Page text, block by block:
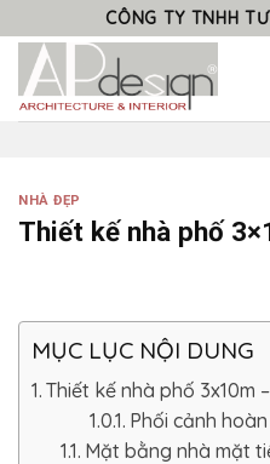
to
content
CÔNG TY TNHH
NHÀ ĐẸP
Thiết kế nhà phố
MỤC LỤC NỘI DUNG
Thiết kế nhà phố 3x10m
Phối cảnh
Mặt bằng nhà mặt